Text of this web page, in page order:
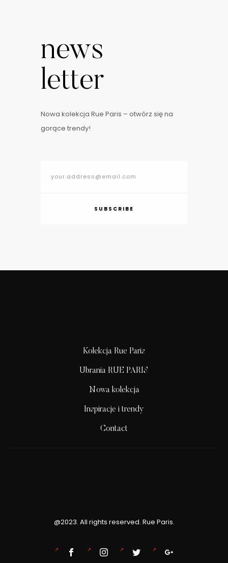
news
letter
Nowa kolekcja Rue Paris – otwórz się na
gorące trendy!
SUBSCRIBE
Kolekcja Rue Paris
Ubrania RUE PARIS
Nowa kolekcja
Inspiracje i trendy
Contact
@2023. All rights reserved. Rue Paris.